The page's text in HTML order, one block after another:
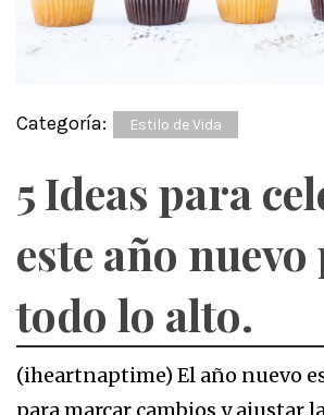
Categoría: Estilo de Vida
5 Ideas para
este año
todo lo alto.
(iheartnaptime) El año nuevo